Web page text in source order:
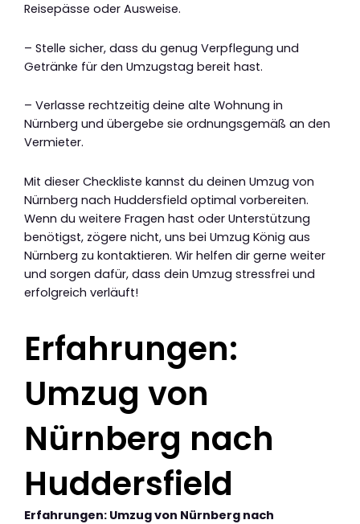
Reisepässe oder Ausweise.
– Stelle sicher, dass du genug Verpflegung und
Getränke für den Umzugstag bereit hast.
– Verlasse rechtzeitig deine alte Wohnung in
Nürnberg und übergebe sie ordnungsgemäß an den
Vermieter.
Mit dieser Checkliste kannst du deinen Umzug von
Nürnberg nach Huddersfield optimal vorbereiten.
Wenn du weitere Fragen hast oder Unterstützung
benötigst, zögere nicht, uns bei Umzug König aus
Nürnberg zu kontaktieren. Wir helfen dir gerne weiter
und sorgen dafür, dass dein Umzug stressfrei und
erfolgreich verläuft!
Erfahrungen:
Umzug von
Nürnberg nach
Huddersfield
Erfahrungen: Umzug von Nürnberg nach